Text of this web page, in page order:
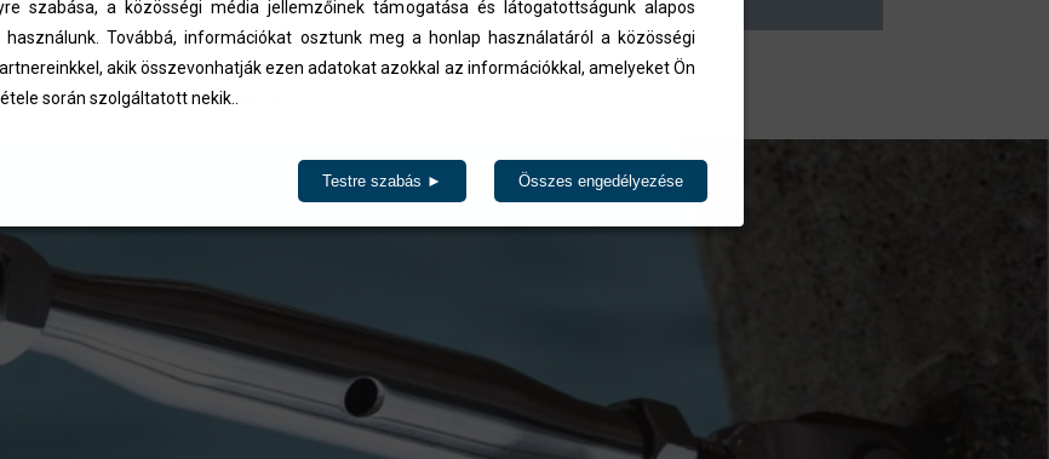
kerülnek.
Vissza
szabása, a közösségi média jellemzőinek támogatása és látogatottságunk alapos
Továbbá, információkat osztunk meg a honlap használatáról a közösségi
akik összevonhatják ezen adatokat azokkal az információkkal, amelyeket Ön
során szolgáltatott nekik..
Testre szabás ► Összes engedélyezése